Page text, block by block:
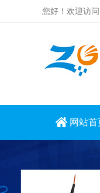
您好！欢迎访
网站首